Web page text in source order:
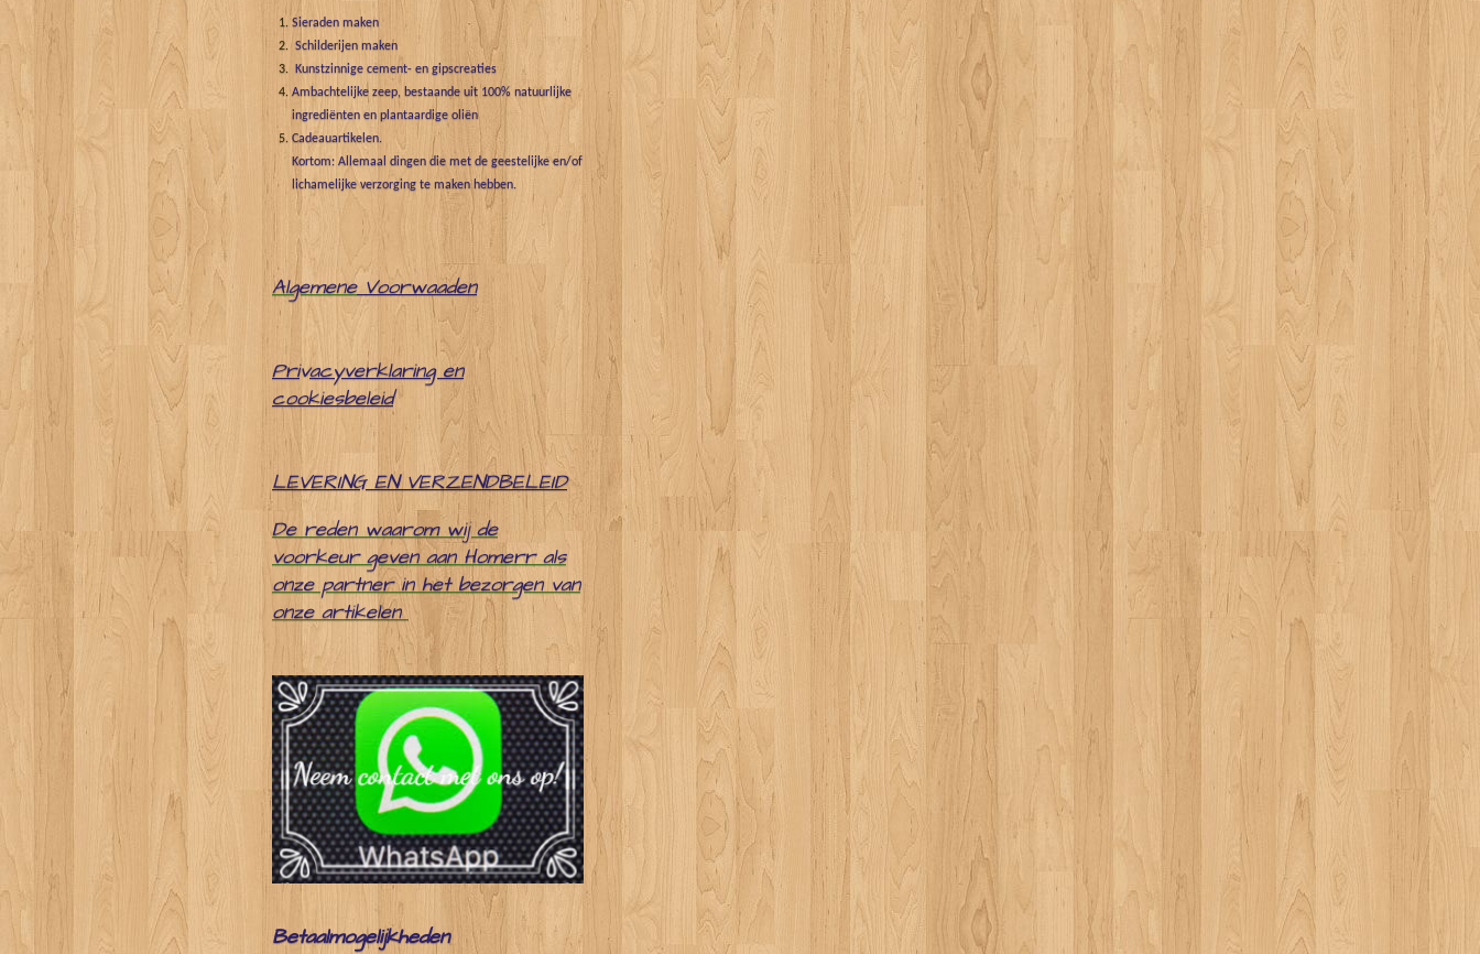
Sieraden maken
Schilderijen maken
Kunstzinnige cement- en gipscreaties
Ambachtelijke zeep, bestaande uit 100% natuurlijke
ingrediënten en plantaardige oliën
Cadeauartikelen.
Kortom: Allemaal dingen die met de geestelijke en/of
lichamelijke verzorging te maken hebben.
Algemene Voorwaaden
Privacyverklaring en
cookiesbeleid
LEVERING EN VERZENDBELEID
De reden waarom wij de
voorkeur geven aan Homerr als
onze partner in het bezorgen van
onze artikelen
Betaalmogelijkheden